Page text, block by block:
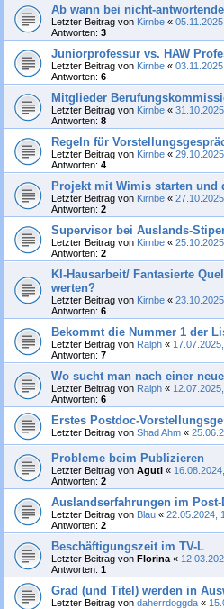
Ab wann bei nicht-
Letzter Beitrag von Kirnbe «
Antworten: 3
Juniorprofessur vs. HAW
Letzter Beitrag von Kirnbe «
Antworten: 6
Mitglieder
Letzter Beitrag von Kirnbe «
Antworten: 8
Regeln für
Letzter Beitrag von Kirnbe «
Antworten: 4
Projekt mit Wimis starten und
Letzter Beitrag von Kirnbe «
Antworten: 2
Supervisor bei Auslands-
Letzter Beitrag von Kirnbe «
Antworten: 2
KI-Hausarbeit/ Fantasierte
werten?
Letzter Beitrag von Kirnbe «
Antworten: 6
Bekommt die Nummer 1 der
Letzter Beitrag von Ralph «
Antworten: 7
Wo sucht man nach einer
Letzter Beitrag von Ralph «
Antworten: 6
Erstes Postdoc-
Letzter Beitrag von Shad Ahm «
Probleme beim Publizieren
Letzter Beitrag von Aguti «
Antworten: 2
Auslandserfahrungen im Post-
Letzter Beitrag von Blau « 22.05.2024,
Antworten: 2
Beschäftigungszeit im TV-L
Letzter Beitrag von Florina «
Antworten: 1
Grad (und Titel) werden in
Letzter Beitrag von daherrdoggda «